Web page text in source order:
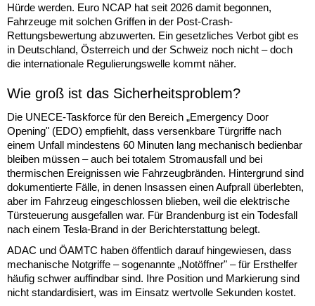
Hürde werden. Euro NCAP hat seit 2026 damit begonnen,
Fahrzeuge mit solchen Griffen in der Post-Crash-
Rettungsbewertung abzuwerten. Ein gesetzliches Verbot gibt es
in Deutschland, Österreich und der Schweiz noch nicht – doch
die internationale Regulierungswelle kommt näher.
Wie groß ist das Sicherheitsproblem?
Die UNECE-Taskforce für den Bereich „Emergency Door
Opening" (EDO) empfiehlt, dass versenkbare Türgriffe nach
einem Unfall mindestens 60 Minuten lang mechanisch bedienbar
bleiben müssen – auch bei totalem Stromausfall und bei
thermischen Ereignissen wie Fahrzeugbränden. Hintergrund sind
dokumentierte Fälle, in denen Insassen einen Aufprall überlebten,
aber im Fahrzeug eingeschlossen blieben, weil die elektrische
Türsteuerung ausgefallen war. Für Brandenburg ist ein Todesfall
nach einem Tesla-Brand in der Berichterstattung belegt.
ADAC und ÖAMTC haben öffentlich darauf hingewiesen, dass
mechanische Notgriffe – sogenannte „Notöffner" – für Ersthelfer
häufig schwer auffindbar sind. Ihre Position und Markierung sind
nicht standardisiert, was im Einsatz wertvolle Sekunden kostet.